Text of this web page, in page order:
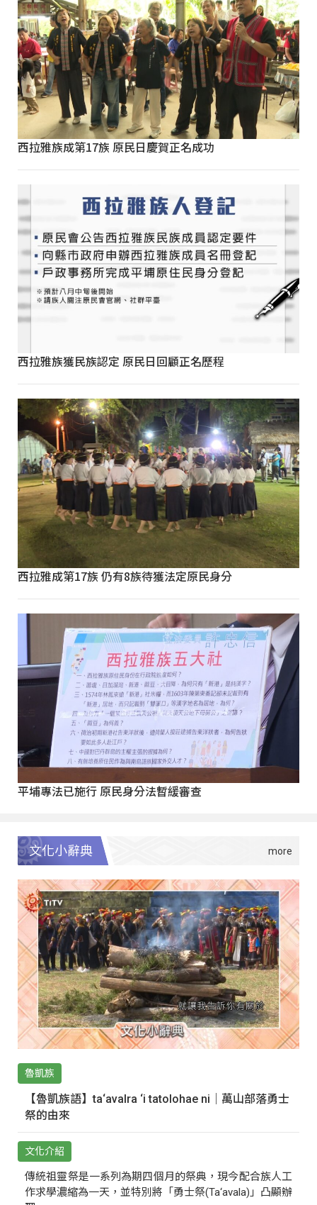
西拉雅族成第17族 原民日慶賀正名成功
西拉雅族獲民族認定 原民日回顧正名歷程
西拉雅成第17族 仍有8族待獲法定原民身分
平埔專法已施行 原民身分法暫緩審查
文化小辭典
魯凱族
【魯凱族語】ta‘avalra ‘i tatolohae ni｜萬山部落勇士
祭的由來
文化介紹
傳統祖靈祭是一系列為期四個月的祭典，現今配合族人工
作求學濃縮為一天，並特別將「勇士祭(Ta‘avala)」凸顯辦